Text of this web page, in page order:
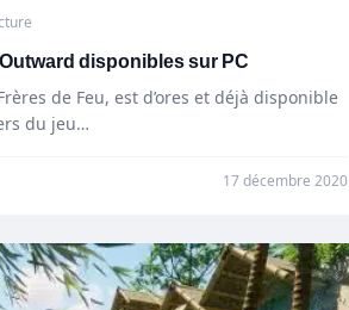
disponibles sur PC
de Feu, est d’ores et déjà disponible
du jeu…
17 décembre 2020